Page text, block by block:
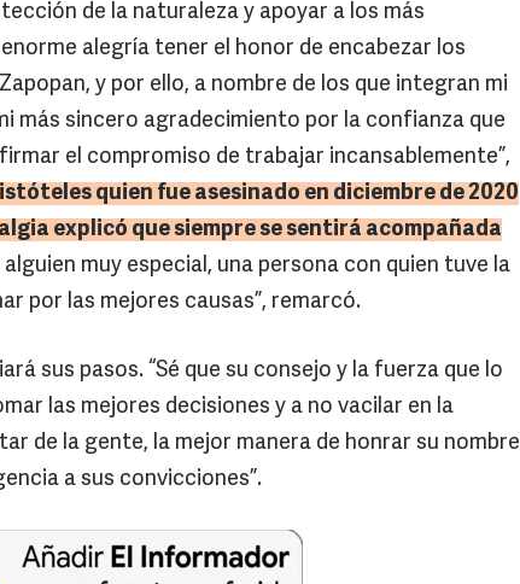
de la naturaleza y apoyar a los más
alegría tener el honor de encabezar los
y por ello, a nombre de los que integran mi
más sincero agradecimiento por la confianza que
el compromiso de trabajar incansablemente”,
quien fue asesinado en diciembre de 2020
explicó que siempre se sentirá acompañada
alguien muy especial, una persona con quien tuve la
por las mejores causas”, remarcó.
sus pasos. “Sé que su consejo y la fuerza que lo
las mejores decisiones y a no vacilar en la
de la gente, la mejor manera de honrar su nombre
a sus convicciones”.